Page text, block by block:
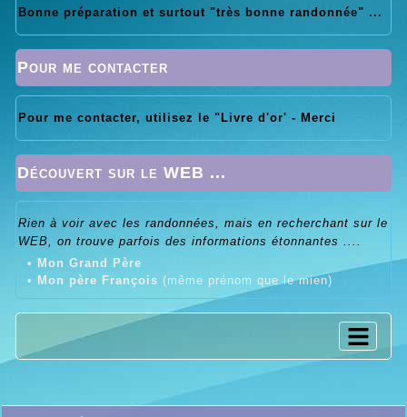
Bonne préparation et surtout "très bonne randonnée" ...
Pour me contacter
Pour me contacter, utilisez le "Livre d'or' - Merci
Découvert sur le WEB ...
Rien à voir avec les randonnées, mais en recherchant sur le
WEB, on trouve parfois des informations étonnantes ....
• Mon Grand Père
• Mon père François (même prénom que le mien)